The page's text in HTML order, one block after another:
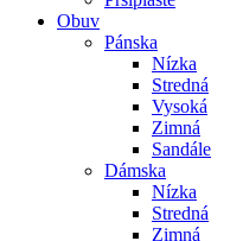
Obuv
Pánska
Nízka
Stredná
Vysoká
Zimná
Sandále
Dámska
Nízka
Stredná
Zimná